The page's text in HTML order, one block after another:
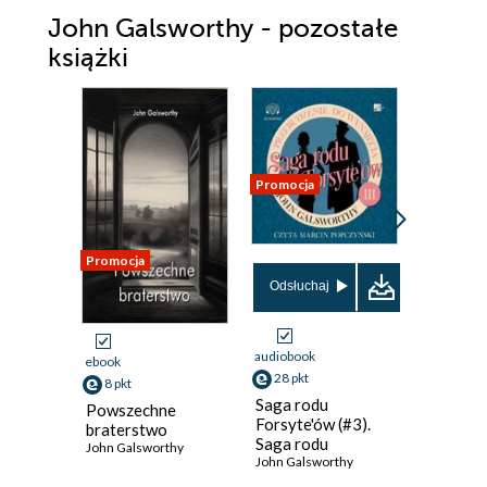
John Galsworthy - pozostałe
książki
Promocja
ebook
8 pkt
Powszechne
braterstwo
John Galsworthy
Promocja
Odsłuchaj
audiobook
28 pkt
Saga rodu
Forsyte'ów (#3).
Saga rodu
Forsyte'ów.
John Galsworthy